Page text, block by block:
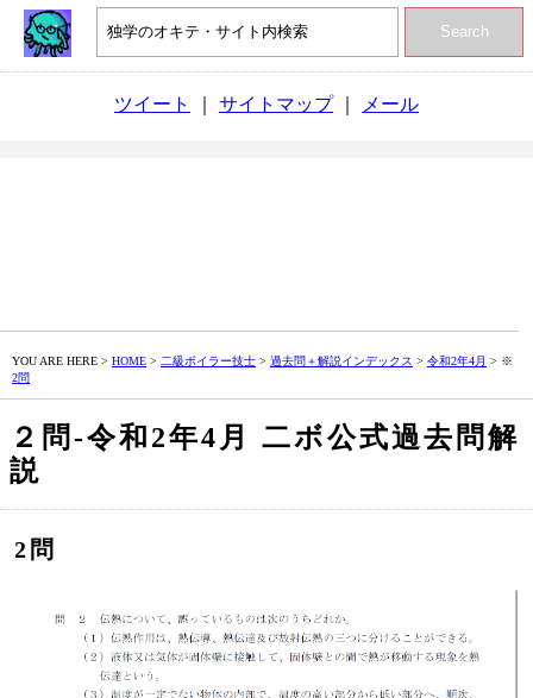
Search
ツイート サイトマップ｜ メール
YOU ARE HERE > HOME > 二級ボイラー技士 > 過去問＋解説インデックス > 令和2年4月 > ※
2問
２問‐令和2年4月 二ボ公式過去問解
説
2問